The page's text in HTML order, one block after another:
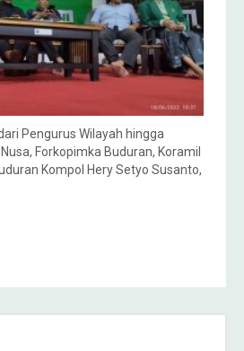
Pengurus Wilayah hingga
Forkopimka Buduran, Koramil
Kompol Hery Setyo Susanto,